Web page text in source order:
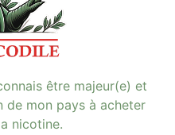
être majeur(e) et
de mon pays à acheter
nicotine.